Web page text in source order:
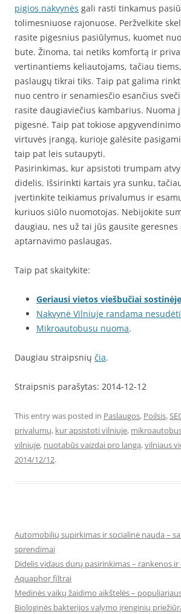
pigios nakvynės gali rasti tinkamus
tolimesniuose rajonuose. Peržvelkite
rasite pigesnius pasiūlymus, kuomet
bute. Žinoma, tai netiks komfortą ir
vertinantiems keliautojams, tačiau
paslaugų tikrai tiks. Taip pat galima
nuo centro ir senamiesčio esančius
rasite daugiaviečius kambarius. Nuoma
pigesnė. Taip pat tokiose
virtuvės įrangą, kurioje galėsite
taip pat leis sutaupyti.
Pasirinkimas, kur apsistoti trumpam
didelis. Išsirinkti kartais yra sunku,
įvertinkite teikiamus privalumus ir
kuriuos siūlo nuomotojas. Nebijokite
daugiau, nes už tai jūs gausite
aptarnavimo paslaugas.
Taip pat skaitykite:
Geriausi vietos viešbučiai sostinėje
Nakvynė Vilniuje randama
Mikroautobusu nuoma.
Daugiau straipsnių čia.
Straipsnis parašytas: 2014-12-12
This entry was posted in Paslaugos, Poilsis,
privalumų, kur apsistoti vilniuje,
vilniuje, nuotabūs vaizdai pro langą,vilniaus
2014/12/12.
Automobilių supirkimas ir socialinė nauda –
sprendimai
Didelis vidaus durų pasirinkimas – rankenos ir
Aquaphor filtrai
Medinės vaikų žaidimo aikštelės –
Biologinės bakterijos valymo įrenginių